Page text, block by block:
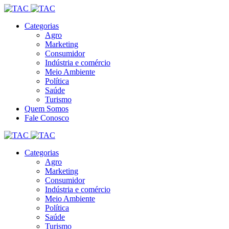
Categorias
Agro
Marketing
Consumidor
Indústria e comércio
Meio Ambiente
Política
Saúde
Turismo
Quem Somos
Fale Conosco
Categorias
Agro
Marketing
Consumidor
Indústria e comércio
Meio Ambiente
Política
Saúde
Turismo